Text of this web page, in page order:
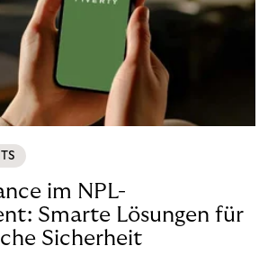
im NPL-
Smarte Lösungen für
Sicherheit